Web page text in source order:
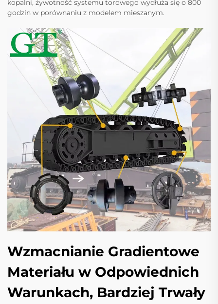
kopalni, żywotność systemu torowego wydłuża się o 800
godzin w porównaniu z modelem mieszanym.
Wzmacnianie Gradientowe
Materiału w Odpowiednich
Warunkach, Bardziej Trwały